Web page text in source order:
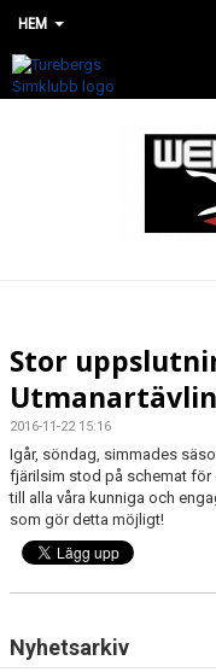
HEM
RENOVERING AV
Stor
2016-11-22 15:16
Igår, söndag, simmades
fjärilsim stod på schemat för
till alla våra kunniga och
som gör detta möjligt!
Nyhetsarkiv